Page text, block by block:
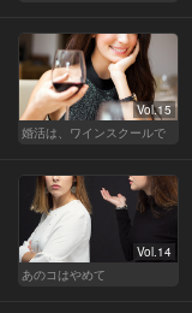
Vol.15
婚活は、ワインスクールで
Vol.14
あのコはやめて